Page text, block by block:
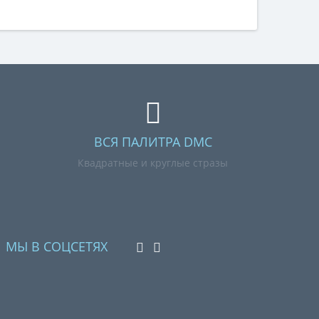
ВСЯ ПАЛИТРА DMC
Квадратные и круглые стразы
МЫ В СОЦСЕТЯХ